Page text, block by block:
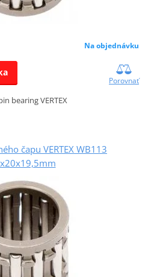
Na objednávku
Porovnať
bearing VERTEX
čapu VERTEX WB113